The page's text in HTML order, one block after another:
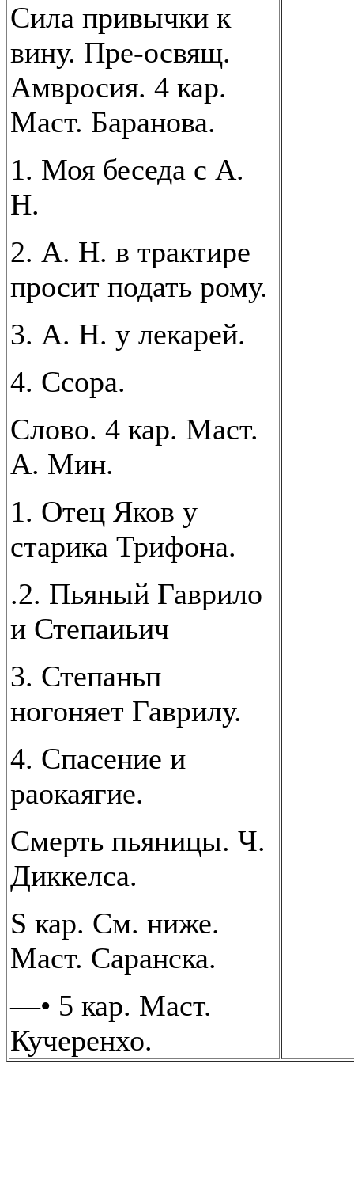
Сила привычки к
вину. Пре-освящ.
Амвросия. 4 кар.
Маст. Баранова.
1. Моя беседа с А.
Н.
2. А. Н. в трактире
просит подать рому.
3. А. Н. у лекарей.
4. Ссора.
Слово. 4 кар. Маст.
А. Мин.
1. Отец Яков у
старика Трифона.
.2. Пьяный Гаврило
и Степаиьич
3. Степаньп
ногоняет Гаврилу.
4. Спасение и
раокаягие.
Смерть пьяницы. Ч.
Диккелса.
S кар. См. ниже.
Маст. Саранска.
—• 5 кар. Маст.
Кучеренхо.